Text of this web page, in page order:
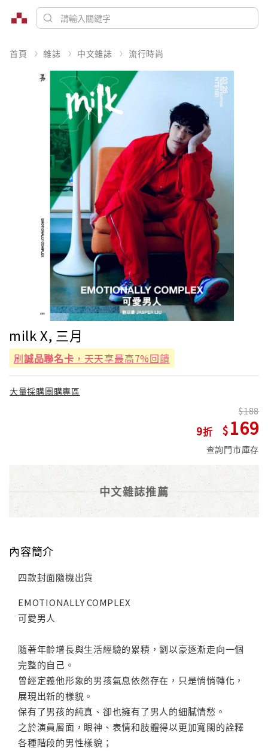
首頁 雜誌 中文雜誌 流行時尚
milk X, 三月
刷誠品聯名卡 ，天天享最高7%回饋
大量採購團購專區
9
188
169
查詢門市庫存
中文雜誌推薦
內容簡介
四款封面隨機出貨
EMOTIONALLY COMPLEX
可愛男人
隨著年齡增長與生活經驗的累積，劉以豪逐漸走向一個
完整的自己。
曾經定義他形象的男孩氣息依然存在，只是悄悄轉化，
展現出新的樣貌。
保有了男孩的純真、卻也擁有了男人的細膩情愁。
之於演員層面，眼神、表情和肢體得以更加寬闊的詮釋
各種階段的男性樣貌；